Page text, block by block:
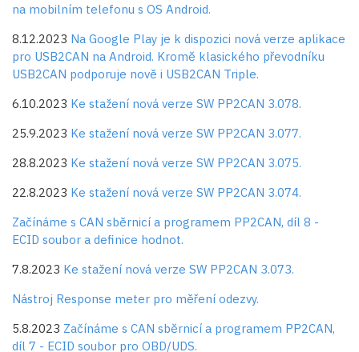
na mobilním telefonu s OS Android.
8.12.2023 Na Google Play je k dispozici nová verze aplikace
pro USB2CAN na Android. Kromě klasického převodníku
USB2CAN podporuje nově i USB2CAN Triple.
6.10.2023 Ke stažení nová verze SW PP2CAN 3.078.
25.9.2023 Ke stažení nová verze SW PP2CAN 3.077.
28.8.2023 Ke stažení nová verze SW PP2CAN 3.075.
22.8.2023 Ke stažení nová verze SW PP2CAN 3.074.
Začínáme s CAN sběrnicí a programem PP2CAN, díl 8 -
ECID soubor a definice hodnot.
7.8.2023 Ke stažení nová verze SW PP2CAN 3.073.
Nástroj Response meter pro měření odezvy.
5.8.2023 Začínáme s CAN sběrnicí a programem PP2CAN,
díl 7 - ECID soubor pro OBD/UDS.